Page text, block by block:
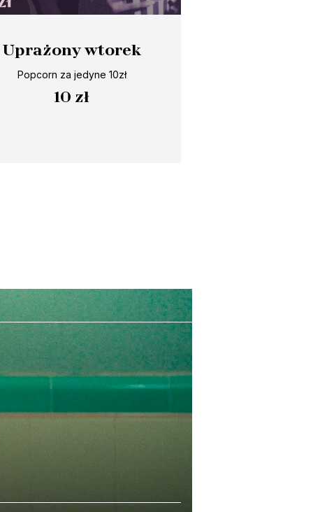
Uprażony wtorek
Popcorn za jedyne 10zł
10 zł